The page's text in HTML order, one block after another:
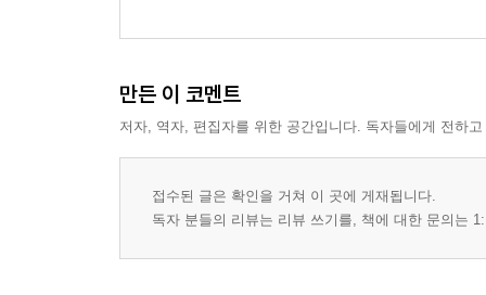
만든 이 코멘트
저자, 역자, 편집자를 위한 공간입니다. 독자들에게 전하
접수된 글은 확인을 거쳐 이 곳에 게재됩니다.
독자 분들의 리뷰는 리뷰 쓰기를, 책에 대한 문의는